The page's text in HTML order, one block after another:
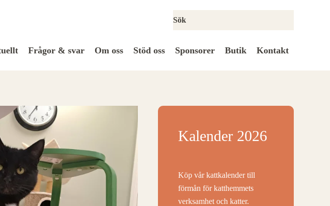
Frågor & svar Om oss Stöd oss Sponsorer Butik Kontakt
Kalender 2026
Köp vår kattkalender till
förmån för katthemmets
verksamhet och katter.